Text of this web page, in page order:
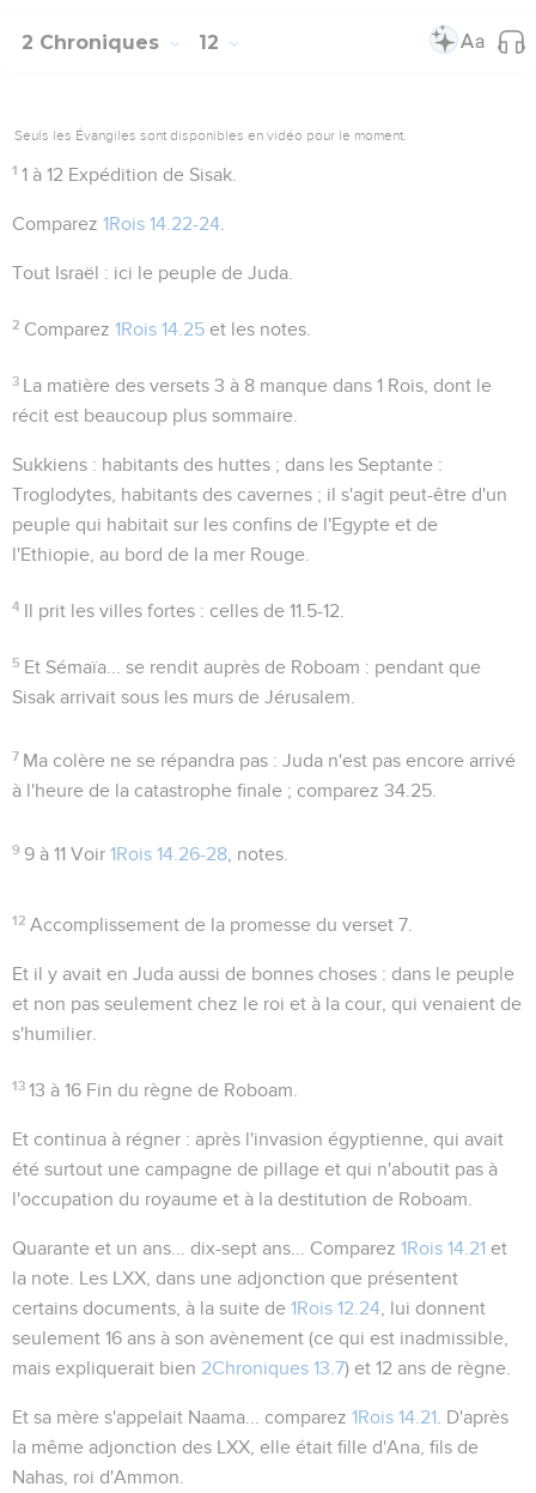
2 Chroniques 12
Seuls les Évangiles sont disponibles en vidéo pour le moment.
1 1 à 12 Expédition de Sisak.
Comparez 1Rois 14.22-24
Tout Israël : ici le peuple de Juda
2 Comparez1Rois 14.25 et les notes.
3 La matière des versets 3 à 8 manque dans 1 Rois, dont le
récit est beaucoup plus sommaire.
Sukkiens : habitants des huttes ; dans les Septante :
Troglodytes , habitants des cavernes ; il s'agit peut-être d'un
peuple qui habitait sur les confins de l'Egypte et de
l'Ethiopie, au bord de la mer Rouge.
4 Il prit les villes fortes : celles de11.5-12
5 Et Sémaïa... se rendit auprès de Roboam : pendant que
Sisak arrivait sous les murs de Jérusalem.
7 Ma colère ne se répandra pas : Juda n'est pas encore arrivé
à l'heure de la catastrophe finale ; comparez 34.25
9 9 à 11 Voir1Rois 14.26-28 , notes.
12 Accomplissement de la promesse du verset 7.
Et il y avait en Juda aussi de bonnes choses : dans le peuple
et non pas seulement chez le roi et à la cour, qui venaient de
s'humilier.
13 13 à 16 Fin du règne de Roboam.
Et continua à régner : après l'invasion égyptienne, qui avait
été surtout une campagne de pillage et qui n'aboutit pas à
l'occupation du royaume et à la destitution de Roboam.
Quarante et un ans... dix-sept ans... Comparez 1Rois 14.21 et
la note. Les LXX, dans une adjonction que présentent
certains documents, à la suite de 1Rois 12.24 , lui donnent
seulement 16 ans à son avènement (ce qui est inadmissible,
mais expliquerait bien 2Chroniques 13.7) et 12 ans de règne.
Et sa mère s'appelait Naama... comparez 1Rois 14.21 . D'après
la même adjonction des LXX, elle était fille d'Ana, fils de
Nahas, roi d'Ammon.